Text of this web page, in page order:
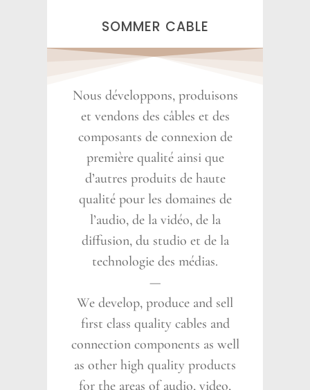
SOMMER CABLE
Nous développons, produisons
et vendons des câbles et des
composants de connexion de
première qualité ainsi que
d’autres produits de haute
qualité pour les domaines de
l’audio, de la vidéo, de la
diffusion, du studio et de la
technologie des médias.
—
We develop, produce and sell
first class quality cables and
connection components as well
as other high quality products
for the areas of audio, video,